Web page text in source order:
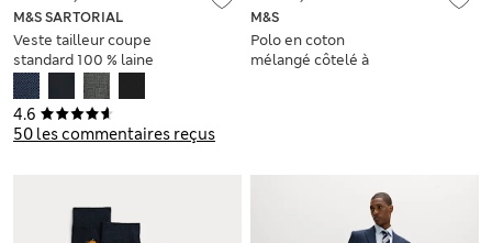
4.6
50 les commentaires reçus
M&S SARTORIAL
Veste tailleur coupe
standard 100 % laine
de première qualité
M&S
Polo en coton
mélangé côtelé à